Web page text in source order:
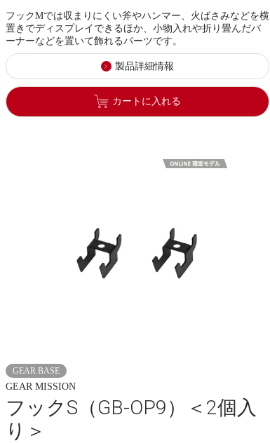
フックMでは収まりにくい斧やハンマー、火ばさみなどを横
置きでディスプレイできるほか、小物入れや折り畳んだバ
ーナーなどを置いて飾れるパーツです。
製品詳細情報
カートに入れる
GEAR BASE
GEAR MISSION
フックS（GB-OP9）＜2個入
り＞